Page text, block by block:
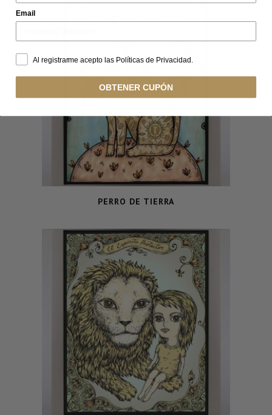
PERRO DE TIERRA
Email
Al registrarme acepto las Políticas de Privacidad.
OBTENER CUPÓN